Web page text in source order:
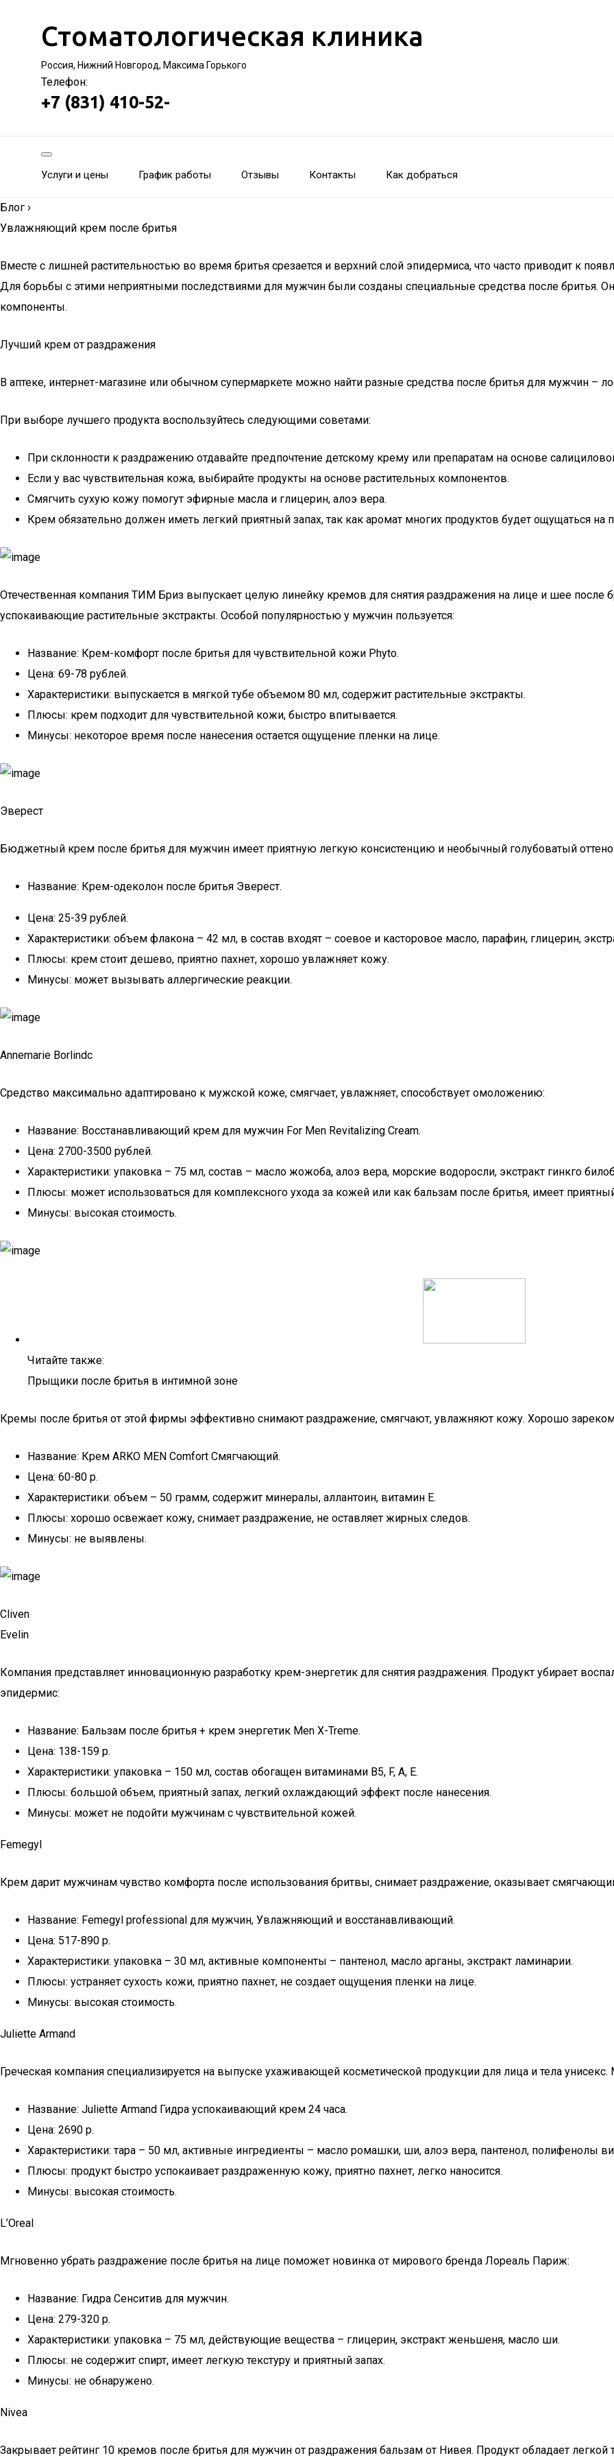
Стоматологическая клиника
Россия, Нижний Новгород, Максима Горького
Телефон:
+7 (831) 410-52-
Услуги и цены График работы Отзывы Контакты Как добраться
Блог ›
Увлажняющий крем после бритья
Вместе с лишней растительностью во время бритья срезается и верхний слой эпидермиса, что часто приводит к
Для борьбы с этими неприятными последствиями для мужчин были созданы специальные средства после
компоненты.
Лучший крем от раздражения
В аптеке, интернет-магазине или обычном супермаркете можно найти разные средства после бритья для мужчин –
При выборе лучшего продукта воспользуйтесь следующими советами:
При склонности к раздражению отдавайте предпочтение детскому крему или препаратам на основе
Если у вас чувствительная кожа, выбирайте продукты на основе растительных компонентов.
Смягчить сухую кожу помогут эфирные масла и глицерин, алоэ вера.
Крем обязательно должен иметь легкий приятный запах, так как аромат многих продуктов будет ощущаться на
Отечественная компания ТИМ Бриз выпускает целую линейку кремов для снятия раздражения на лице и шее после
успокаивающие растительные экстракты. Особой популярностью у мужчин пользуется:
Название: Крем-комфорт после бритья для чувствительной кожи Phyto.
Цена: 69-78 рублей.
Характеристики: выпускается в мягкой тубе объемом 80 мл, содержит растительные экстракты.
Плюсы: крем подходит для чувствительной кожи, быстро впитывается.
Минусы: некоторое время после нанесения остается ощущение пленки на лице.
Эверест
Бюджетный крем после бритья для мужчин имеет приятную легкую консистенцию и необычный голубоватый
Название: Крем-одеколон после бритья Эверест.
Цена: 25-39 рублей.
Характеристики: объем флакона – 42 мл, в состав входят – соевое и касторовое масло, парафин, глицерин,
Плюсы: крем стоит дешево, приятно пахнет, хорошо увлажняет кожу.
Минусы: может вызывать аллергические реакции.
Annemarie Borlindс
Средство максимально адаптировано к мужской коже, смягчает, увлажняет, способствует омоложению:
Название: Восстанавливающий крем для мужчин For Men Revitalizing Cream.
Цена: 2700-3500 рублей.
Характеристики: упаковка – 75 мл, состав – масло жожоба, алоэ вера, морские водоросли, экстракт гинкго
Плюсы: может использоваться для комплексного ухода за кожей или как бальзам после бритья, имеет
Минусы: высокая стоимость.
Читайте также:
Прыщики после бритья в интимной зоне
Кремы после бритья от этой фирмы эффективно снимают раздражение, смягчают, увлажняют кожу. Хорошо
Название: Крем ARKO MEN Comfort Смягчающий.
Цена: 60-80 р.
Характеристики: объем – 50 грамм, содержит минералы, аллантоин, витамин Е.
Плюсы: хорошо освежает кожу, снимает раздражение, не оставляет жирных следов.
Минусы: не выявлены.
Cliven
Evelin
Компания представляет инновационную разработку крем-энергетик для снятия раздражения. Продукт убирает
эпидермис:
Название: Бальзам после бритья + крем энергетик Men X-Treme.
Цена: 138-159 р.
Характеристики: упаковка – 150 мл, состав обогащен витаминами B5, F, A, E.
Плюсы: большой объем, приятный запах, легкий охлаждающий эффект после нанесения.
Минусы: может не подойти мужчинам с чувствительной кожей.
Femegyl
Крем дарит мужчинам чувство комфорта после использования бритвы, снимает раздражение, оказывает
Название: Femegyl professional для мужчин, Увлажняющий и восстанавливающий.
Цена: 517-890 р.
Характеристики: упаковка – 30 мл, активные компоненты – пантенол, масло арганы, экстракт ламинарии.
Плюсы: устраняет сухость кожи, приятно пахнет, не создает ощущения пленки на лице.
Минусы: высокая стоимость.
Juliette Armand
Греческая компания специализируется на выпуске ухаживающей косметической продукции для лица и тела
Название: Juliette Armand Гидра успокаивающий крем 24 часа.
Цена: 2690 р.
Характеристики: тара – 50 мл, активные ингредиенты – масло ромашки, ши, алоэ вера, пантенол, полифенолы
Плюсы: продукт быстро успокаивает раздраженную кожу, приятно пахнет, легко наносится.
Минусы: высокая стоимость.
L’Oreal
Мгновенно убрать раздражение после бритья на лице поможет новинка от мирового бренда Лореаль Париж:
Название: Гидра Сенситив для мужчин.
Цена: 279-320 р.
Характеристики: упаковка – 75 мл, действующие вещества – глицерин, экстракт женьшеня, масло ши.
Плюсы: не содержит спирт, имеет легкую текстуру и приятный запах.
Минусы: не обнаружено.
Nivea
Закрывает рейтинг 10 кремов после бритья для мужчин от раздражения бальзам от Нивея. Продукт обладает легкой